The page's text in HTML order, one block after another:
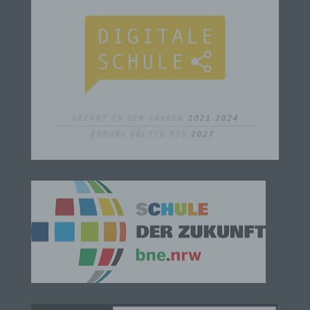
die allein oder gemeinsam mit anderen über die
Zwecke und Mittel der Verarbeitung von
personenbezogenen Daten entscheidet. Sind die
Zwecke und Mittel dieser Verarbeitung durch das
Unionsrecht oder das Recht der Mitgliedstaaten
vorgegeben, so kann der Verantwortliche
h) Auftragsverarbeiter
Auftragsverarbeiter ist eine natürliche oder
juristische Person, Behörde, Einrichtung oder
andere Stelle, die personenbezogene Daten im
Auftrag des Verantwortlichen verarbeitet.
i) Empfänger
Empfänger ist eine natürliche oder juristische
Person, Behörde, Einrichtung oder andere Stelle,